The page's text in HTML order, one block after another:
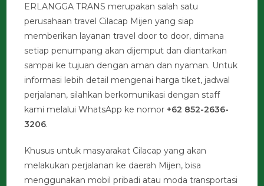
ERLANGGA TRANS merupakan salah satu
perusahaan travel Cilacap Mijen yang siap
memberikan layanan travel door to door, dimana
setiap penumpang akan dijemput dan diantarkan
sampai ke tujuan dengan aman dan nyaman. Untuk
informasi lebih detail mengenai harga tiket, jadwal
perjalanan, silahkan berkomunikasi dengan staff
kami melalui WhatsApp ke nomor+62 852-2636-
3206.
Khusus untuk masyarakat Cilacap yang akan
melakukan perjalanan ke daerah Mijen, bisa
menggunakan mobil pribadi atau moda transportasi